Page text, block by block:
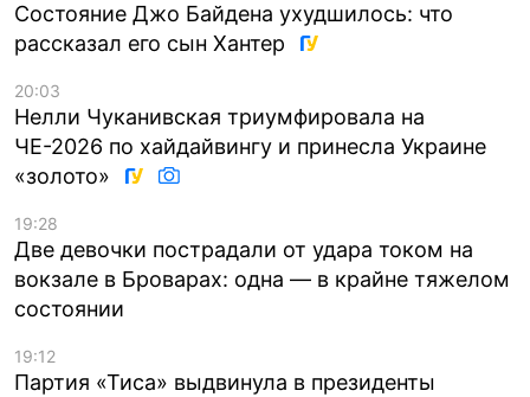
Состояние Джо Байдена ухудшилось: что
рассказал его сын Хантер
20:03
Нелли Чуканивская триумфировала на
ЧЕ-2026 по хайдайвингу и принесла Украине
«золото»
19:28
Две девочки пострадали от удара током на
вокзале в Броварах: одна — в крайне тяжелом
состоянии
19:12
Партия «Тиса» выдвинула в президенты